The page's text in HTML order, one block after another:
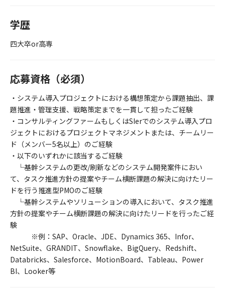
学歴
四大卒or高専
応募資格（必須）
・システム導入プロジェクトにおける構想策定から課題抽出、課
題推進・管理支援、戦略策定までを一貫して担ったご経験
・コンサルティングファームもしくはSIerでのシステム導入プロ
ジェクトにおけるプロジェクトマネジメントまたは、チームリー
ド（メンバー5名以上）のご経験
・以下のいずれかに該当するご経験
└基幹システムの更改/刷新などのシステム開発案件におい
て、タスク推進方針の提案やチーム横断課題の解決に向けたリー
ドを行う推進型PMOのご経験
└基幹システムやソリューションの導入において、タスク推進
方針の提案やチーム横断課題の解決に向けたリードを行ったご経
験
※例：SAP、Oracle、JDE、Dynamics 365、Infor、
NetSuite、GRANDIT、Snowflake、BigQuery、Redshift、
Databricks、Salesforce、MotionBoard、Tableau、Power
BI、Looker等